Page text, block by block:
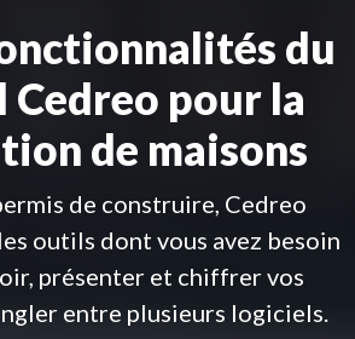
du
Cedreo pour la
de maisons
de construire, Cedreo
outils dont vous avez besoin
présenter et chiffrer vos
entre plusieurs logiciels.